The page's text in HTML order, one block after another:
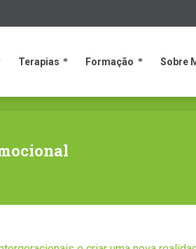
Terapias Formação Sobre